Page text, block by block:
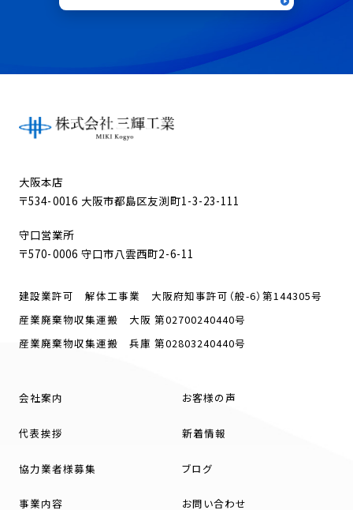
大阪本店
〒534-0016 大阪市都島区友渕町1-3-23-111
守口営業所
〒570-0006 守口市八雲西町2-6-11
建設業許可 解体工事業 大阪府知事許可（般-6）第144305号
産業廃棄物収集運搬 大阪 第02700240440号
産業廃棄物収集運搬 兵庫 第02803240440号
会社案内
代表挨拶
協力業者様募集
事業内容
お客様の声
新着情報
ブログ
お問い合わせ